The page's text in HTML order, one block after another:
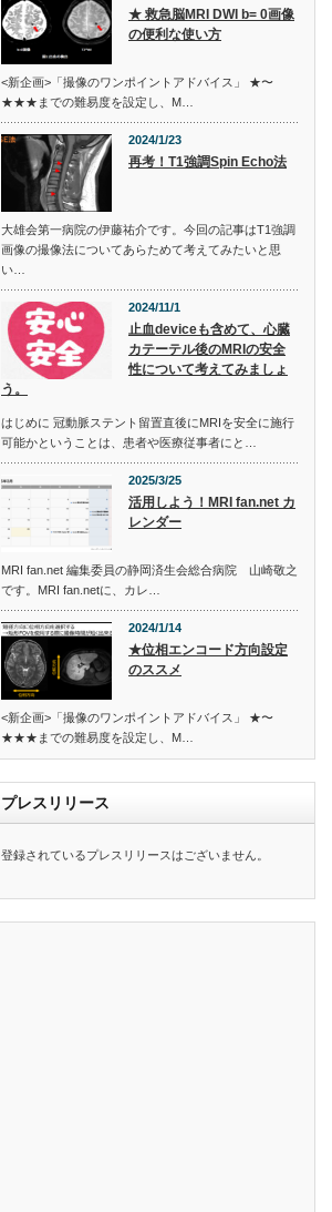
★ 救急脳MRI DWI b= 0画像
の便利な使い方
<新企画>「撮像のワンポイントアドバイス」 ★〜
★★★までの難易度を設定し、M…
2024/1/23
再考！T1強調Spin Echo法
大雄会第一病院の伊藤祐介です。今回の記事はT1強調
画像の撮像法についてあらためて考えてみたいと思
い…
2024/11/1
止血deviceも含めて、心臓
カテーテル後のMRIの安全
性について考えてみましょ
う。
はじめに 冠動脈ステント留置直後にMRIを安全に施行
可能かということは、患者や医療従事者にと…
2025/3/25
活用しよう！MRI fan.net カ
レンダー
MRI fan.net 編集委員の静岡済生会総合病院 山崎敬之
です。MRI fan.netに、カレ…
2024/1/14
★位相エンコード方向設定
のススメ
<新企画>「撮像のワンポイントアドバイス」 ★〜
★★★までの難易度を設定し、M…
プレスリリース
登録されているプレスリリースはございません。